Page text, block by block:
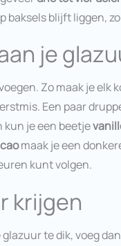
baksels blijft liggen,
je
Zo maak je elk
Een paar
kun je een beetje
maak je een
kunt volgen.
krijgen
te dik, voeg